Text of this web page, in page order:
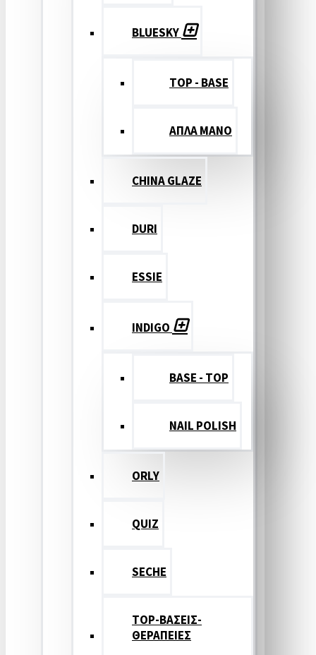
BLUESKY
TOP - BASE
ΑΠΛΑ ΜΑΝΟ
CHINA GLAZE
DURI
ESSIE
INDIGO
BASE - TOP
NAIL POLISH
ORLY
QUIZ
SECHE
TOP-ΒΑΣΕΙΣ-
ΘΕΡΑΠΕΙΕΣ